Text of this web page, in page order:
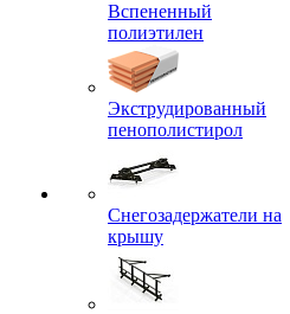
Вспененный
полиэтилен
Экструдированный
пенополистирол
Снегозадержатели на
крышу